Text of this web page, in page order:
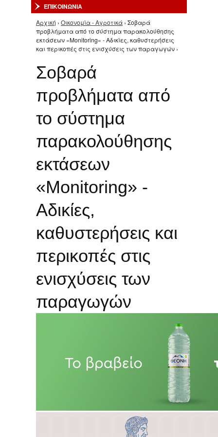
ΕΠΙΚΟΙΝΩΝΙΑ
Είστε εδώ
Αρχική › Οικονομία - Αγροτικά › Σοβαρά
προβλήματα από το σύστημα παρακολούθησης
εκτάσεων «Μonitoring» - Αδικίες, καθυστερήσεις
και περικοπές στις ενισχύσεις των παραγωγών ›
Σοβαρά
προβλήματα από
το σύστημα
παρακολούθησης
εκτάσεων
«Μonitoring» -
Αδικίες,
καθυστερήσεις και
περικοπές στις
ενισχύσεις των
παραγωγών